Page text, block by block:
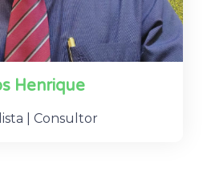
Henrique
| Consultor